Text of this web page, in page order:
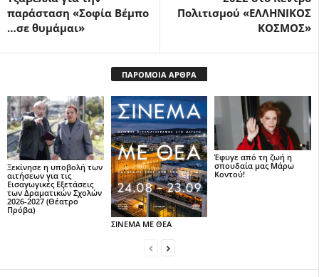
παράσταση «Σοφία Βέμπο
…σε θυμάμαι»
Πολιτισμού «ΕΛΛΗΝΙΚΟΣ
ΚΟΣΜΟΣ»
ΠΑΡΟΜΟΙΑ ΑΡΘΡΑ
Ξεκίνησε η υποβολή των
αιτήσεων για τις
Εισαγωγικές Εξετάσεις
των Δραματικών Σχολών
2026-2027 (Θέατρο
Πρόβα)
ΣΙΝΕΜΑ ΜΕ ΘΕΑ
Έφυγε από τη ζωή η
σπουδαία μας Μάρω
Κοντού!